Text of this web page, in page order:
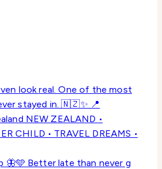
🦋🩵 Better late than never g